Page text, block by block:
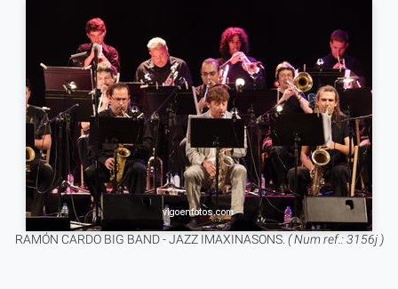
RAMÓN CARDO BIG BAND - JAZZ IMAXINASONS. ( Num ref.: 3156j )